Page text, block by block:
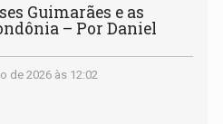
Guimarães e as
– Por Daniel
de 2026 às 12:02